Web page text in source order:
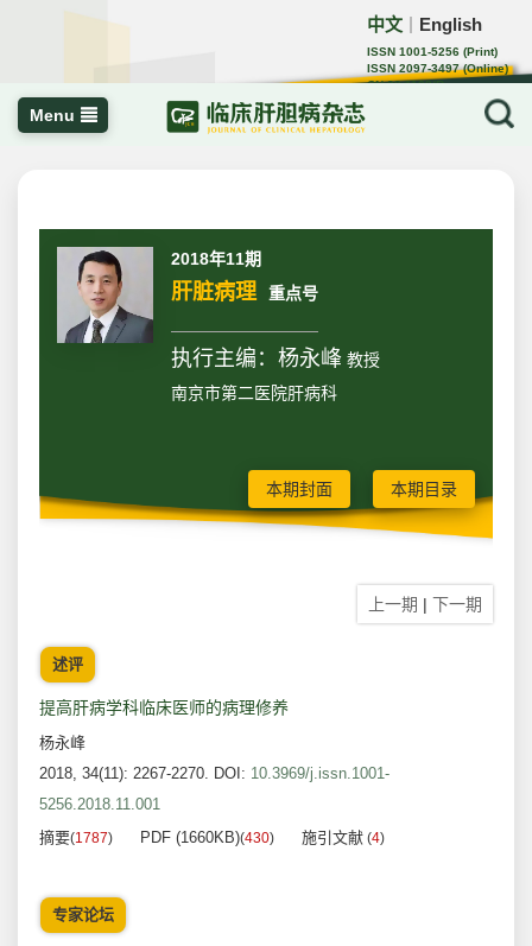
中文 English
ISSN 1001-5256 (Print)
ISSN 2097-3497 (Online)
CN 22-1108/R
Menu
2018年11期
肝脏病理 重点号
执行主编：杨永峰教授
南京市第二医院肝病科
本期封面 本期目录
上一期 | 下一期
述评
提高肝病学科临床医师的病理修养
杨永峰
2018, 34(11): 2267-2270. DOI: 10.3969/j.issn.1001-
5256.2018.11.001
摘要(1787) PDF (1660KB)(430) 施引文献 (4)
专家论坛